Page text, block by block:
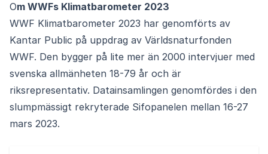
Om WWFs Klimatbarometer 2023
WWF Klimatbarometer 2023 har genomförts av
Kantar Public på uppdrag av Världsnaturfonden
WWF. Den bygger på lite mer än 2000 intervjuer med
svenska allmänheten 18-79 år och är
riksrepresentativ. Datainsamlingen genomfördes i den
slumpmässigt rekryterade Sifopanelen mellan 16-27
mars 2023.